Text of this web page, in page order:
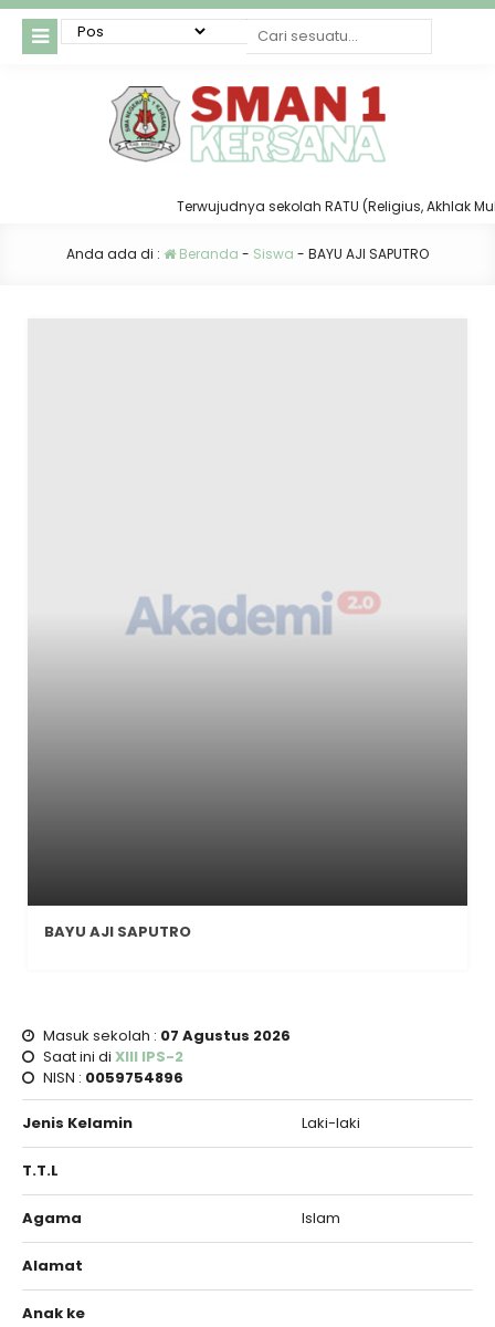
Terwujudnya sekolah RATU (Religius, Akhlak
Anda ada di : Beranda - Siswa - BAYU AJI SAPUTRO
BAYU AJI SAPUTRO
Masuk sekolah : 07 Agustus 2026
Saat ini di XIII IPS-2
NISN : 0059754896
Jenis Kelamin Laki-laki
T.T.L
Agama Islam
Alamat
Anak ke